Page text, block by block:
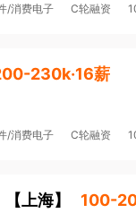
/消费电子 C轮融资
230k·16薪
/消费电子 C轮融资
【 上海】 100-